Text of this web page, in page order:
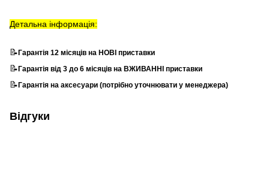
Детальна інформація:
📝Гарантія 12 місяців на НОВІ приставки
📝Гарантія від 3 до 6 місяців на ВЖИВАННІ приставки
📝Гарантія на аксесуари (потрібно уточнювати у менеджера)
Відгуки